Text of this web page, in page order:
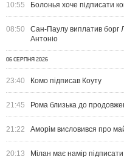
10:55 Болонья хоче підписати
08:50
Сан-Паулу виплатив борг
Антоніо
06 СЕРПНЯ 2026
23:40 Комо підписав Коуту
21:45 Рома близька до
21:22 Аморім висловився про
20:13 Мілан має намір підписати